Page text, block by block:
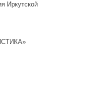
Иркутской